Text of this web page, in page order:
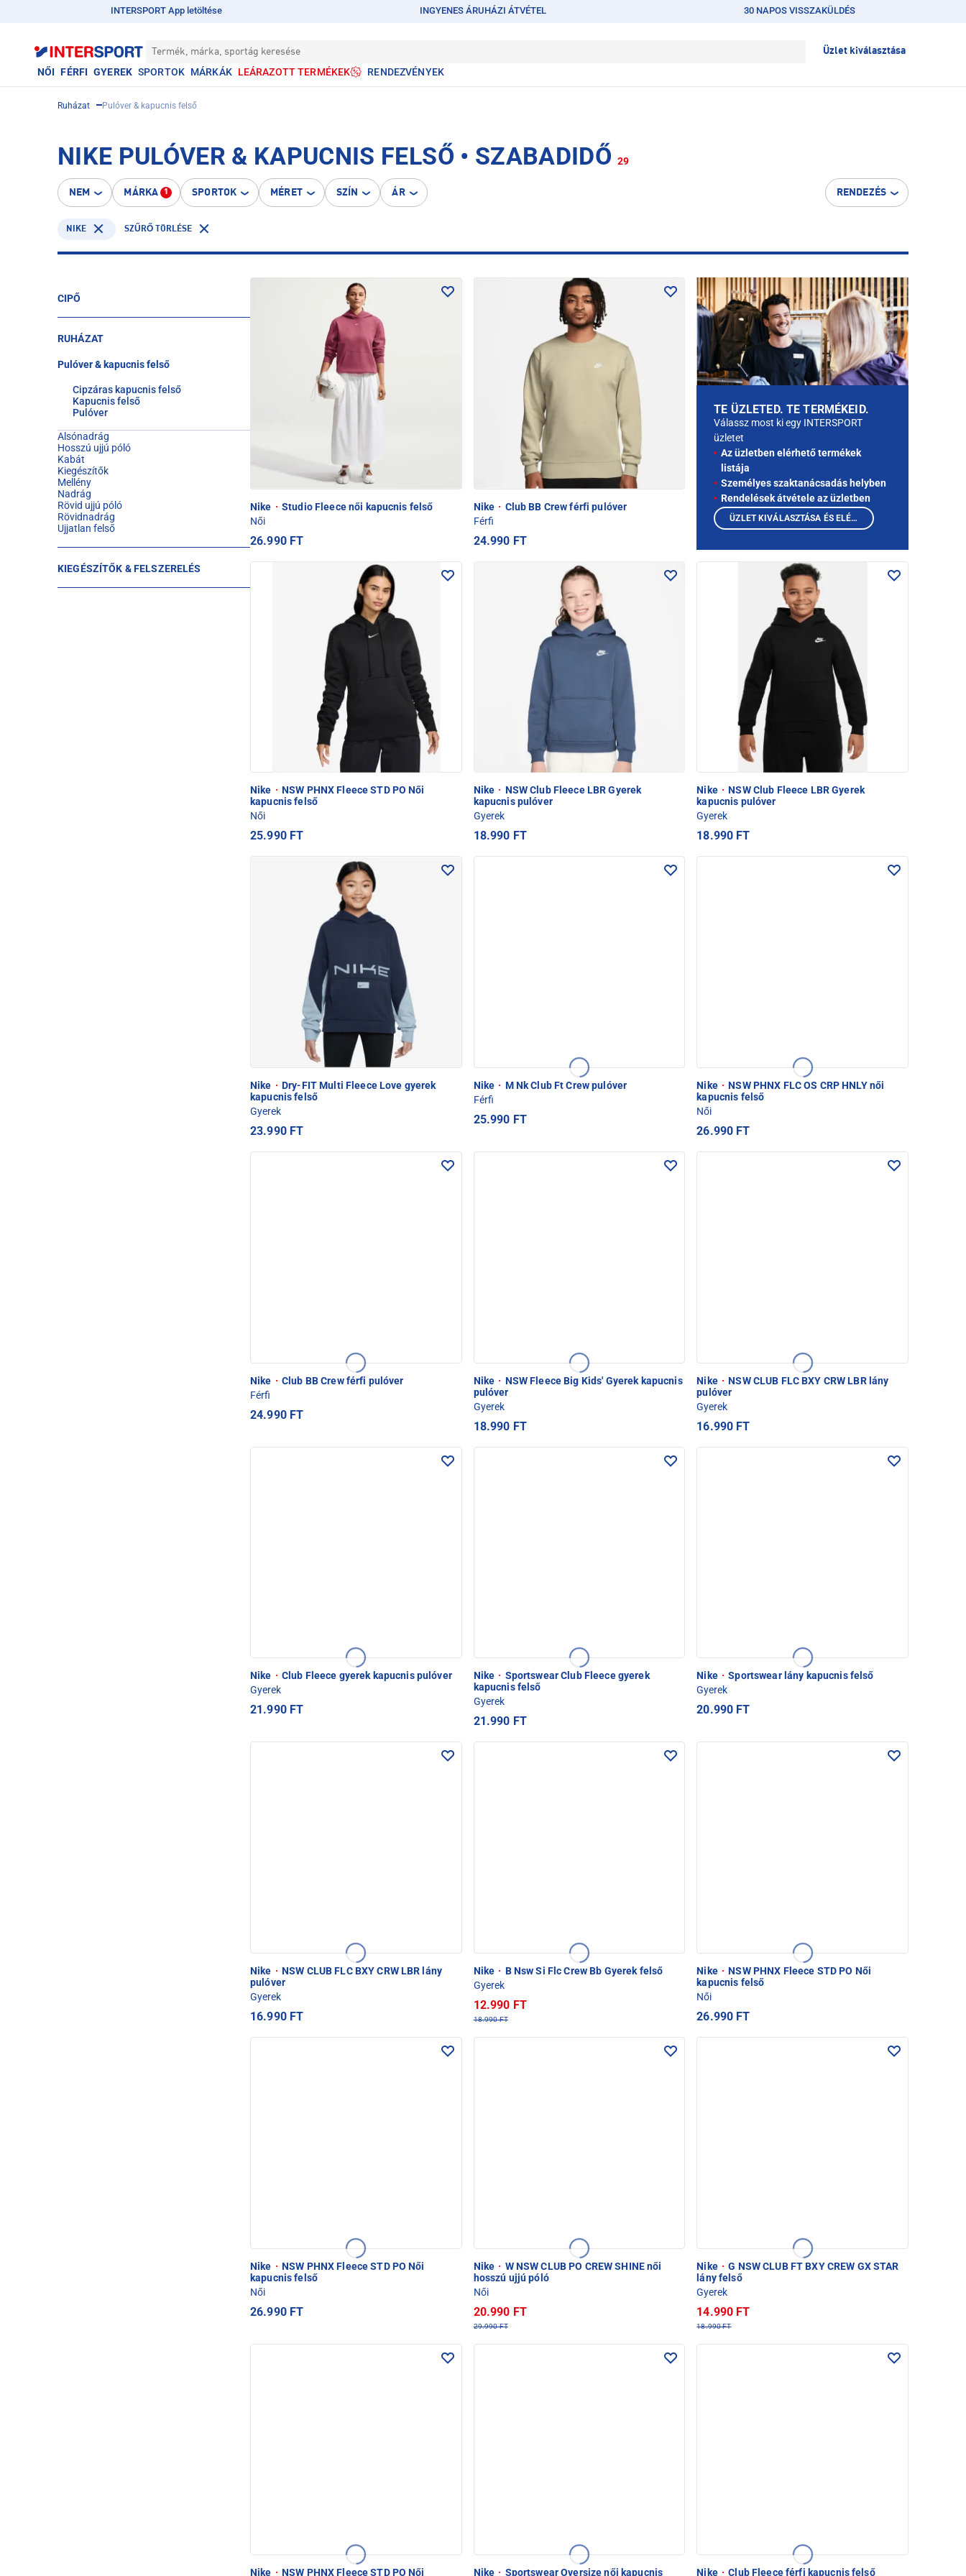
INTERSPORT App letöltése INGYENES ÁRUHÁZI ÁTVÉTEL 30 NAPOS VISSZAKÜLDÉS
Termék, márka, sportág keresése Üzlet kiválasztása
NŐI FÉRFI GYEREK SPORTOK MÁRKÁK LEÁRAZOTT TERMÉKEK RENDEZVÉNYEK
Ruházat Pulóver & kapucnis felső
NIKE PULÓVER & KAPUCNIS FELSŐ • SZABADIDŐ 29
NEM MÁRKA 1 SPORTOK MÉRET SZÍN ÁR RENDEZÉS
NIKE SZŰRŐ TÖRLÉSE
CIPŐ
RUHÁZAT
Pulóver & kapucnis felső
Cipzáras kapucnis felső
Kapucnis felső
Pulóver
Alsónadrág
Hosszú ujjú póló
Kabát
Kiegészítők
Mellény
Nadrág
Rövid ujjú póló
Rövidnadrág
Ujjatlan felső
KIEGÉSZÍTŐK & FELSZERELÉS
Nike · Studio Fleece női kapucnis felső
Női
26.990 FT
Nike · Club BB Crew férfi pulóver
Férfi
24.990 FT
Nike · NSW PHNX Fleece STD PO Női
kapucnis felső
Női
25.990 FT
Nike · NSW Club Fleece LBR Gyerek
kapucnis pulóver
Gyerek
18.990 FT
Nike · NSW Club Fleece LBR Gyerek
kapucnis pulóver
Gyerek
18.990 FT
Nike · Dry-FIT Multi Fleece Love gyerek
kapucnis felső
Gyerek
23.990 FT
Nike · M Nk Club Ft Crew pulóver
Férfi
25.990 FT
Nike · NSW PHNX FLC OS CRP HNLY női
kapucnis felső
Női
26.990 FT
Nike · Club BB Crew férfi pulóver
Férfi
24.990 FT
Nike · NSW Fleece Big Kids' Gyerek kapucnis
pulóver
Gyerek
18.990 FT
Nike · NSW CLUB FLC BXY CRW LBR lány
pulóver
Gyerek
16.990 FT
Nike · Club Fleece gyerek kapucnis pulóver
Gyerek
21.990 FT
Nike · Sportswear Club Fleece gyerek
kapucnis felső
Gyerek
21.990 FT
Nike · Sportswear lány kapucnis felső
Gyerek
20.990 FT
Nike · NSW CLUB FLC BXY CRW LBR lány
pulóver
Gyerek
16.990 FT
Nike · B Nsw Si Flc Crew Bb Gyerek felső
Gyerek
12.990 FT
18.990 FT
Nike · NSW PHNX Fleece STD PO Női
kapucnis felső
Női
26.990 FT
Nike · NSW PHNX Fleece STD PO Női
kapucnis felső
Női
26.990 FT
Nike · W NSW CLUB PO CREW SHINE női
hosszú ujjú póló
Női
20.990 FT
29.990 FT
Nike · G NSW CLUB FT BXY CREW GX STAR
lány felső
Gyerek
14.990 FT
18.990 FT
Nike · NSW PHNX Fleece STD PO Női Nike · Sportswear Oversize női kapucnis Nike · Club Fleece férfi kapucnis felső
TE ÜZLETED. TE TERMÉKEID.
Válassz most ki egy INTERSPORT
üzletet
Az üzletben elérhető termékek
listája
Személyes szaktanácsadás helyben
Rendelések átvétele az üzletben
ÜZLET KIVÁLASZTÁSA ÉS ELÉRHETŐ TERMÉKEK MEGTEKINTÉSE